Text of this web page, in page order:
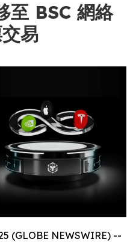
至 BSC 網絡
易
(GLOBE NEWSWIRE) --